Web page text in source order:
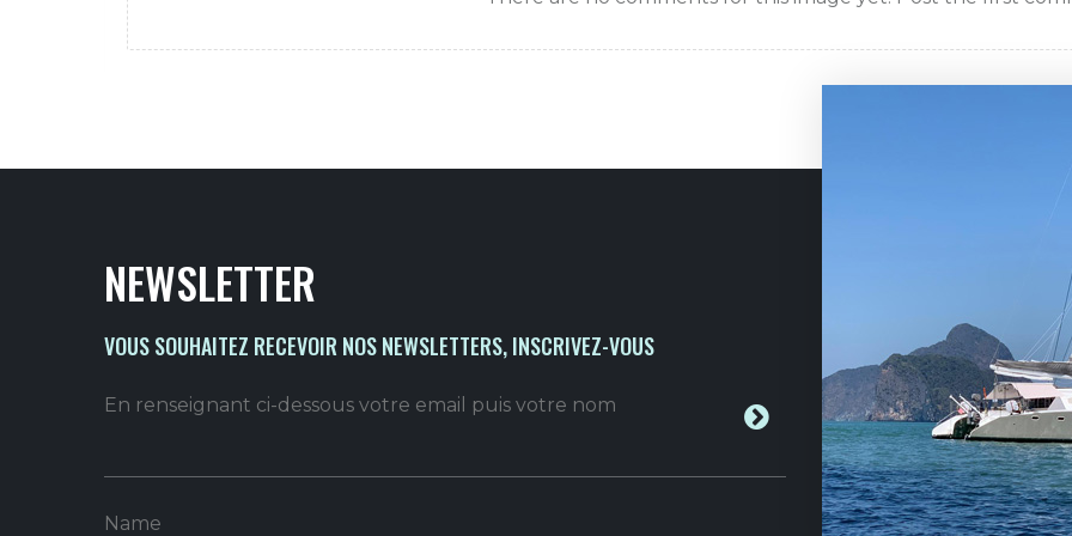
NEWSLETTER
VOUS SOUHAITEZ RECEVOIR NOS NEWSLETTERS, INSCRIVEZ-VOUS
En renseignant ci-dessous votre email puis votre nom
Name